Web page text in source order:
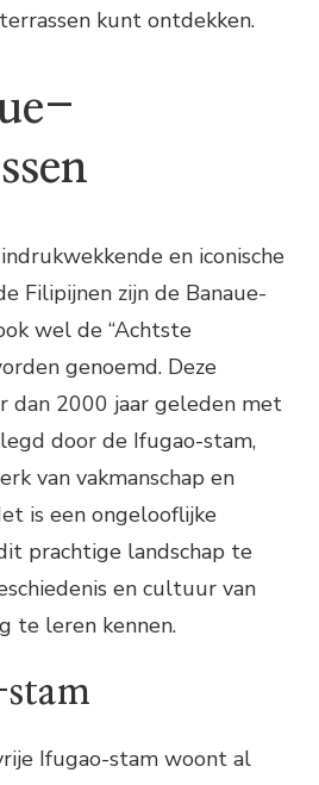
kunt ontdekken.
en iconische
Filipijnen zijn de Banaue-
wel de “Achtste
genoemd. Deze
dan 2000 jaar geleden met
door de Ifugao-stam,
van vakmanschap en
is een ongelooflijke
prachtige landschap te
en cultuur van
te leren kennen.
Ifugao-stam woont al